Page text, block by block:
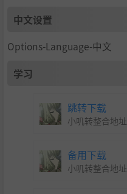
中文设置
Options-Language-中文
学习
跳转下载
小叽转整合地址
备用下载
小叽转整合地址